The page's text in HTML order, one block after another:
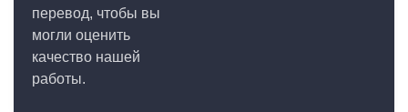
перевод, чтобы вы
могли оценить
качество нашей
работы.